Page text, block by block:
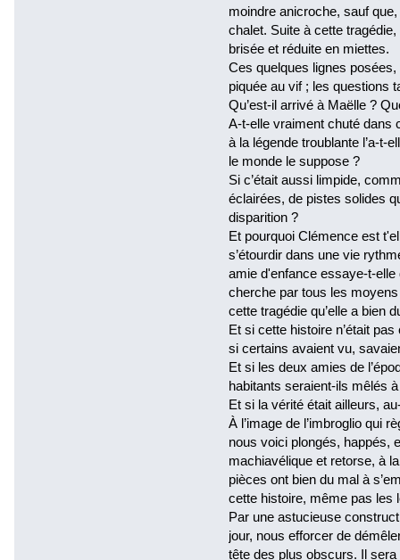
moindre anicroche, sauf
chalet. Suite à cette
brisée et réduite en miettes.
Ces quelques lignes
piquée au vif ; les questions
Qu’est-il arrivé à Maëlle ?
A-t-elle vraiment chuté dans
à la légende troublante l’a-t-
le monde le suppose ?
Si c’était aussi limpide,
éclairées, de pistes solides
disparition ?
Et pourquoi Clémence est
s’étourdir dans une vie
amie d'enfance essaye-t-
cherche par tous les
cette tragédie qu’elle a bien
Et si cette histoire n’était
si certains avaient vu,
Et si les deux amies de
habitants seraient-ils mêlés
Et si la vérité était ailleurs,
À l’image de l’imbroglio qui
nous voici plongés, happés,
machiavélique et retorse, à
pièces ont bien du mal à
cette histoire, même pas les
Par une astucieuse
jour, nous efforcer de
tête des plus obscurs. Il